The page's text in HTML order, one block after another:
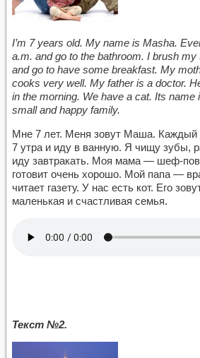
I’m 7 years old. My name is Masha.
a.m. and go to the bathroom. I brush
and go to have some breakfast. My
cooks very well. My father is a doctor.
in the morning. We have a cat. Its name
small and happy family.
Мне 7 лет. Меня зовут Маша. Каждый
7 утра и иду в ванную. Я чищу зубы,
иду завтракать. Моя мама — шеф-
готовит очень хорошо. Мой папа —
читает газету. У нас есть кот. Его
маленькая и счастливая семья.
Текст №2.